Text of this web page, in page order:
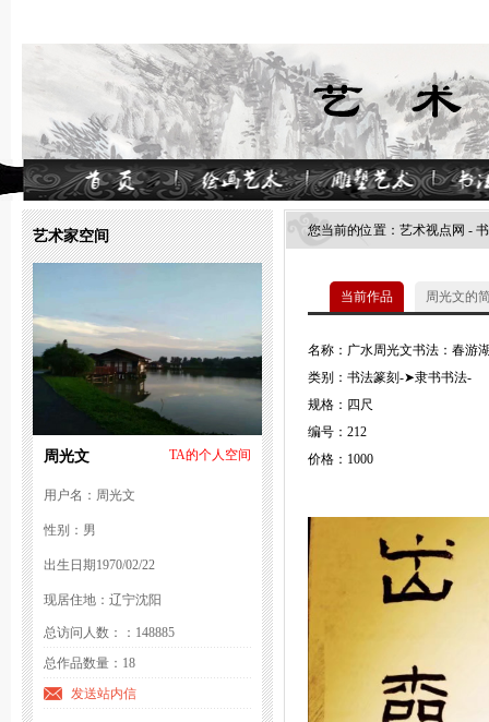
艺术家空间
周光文 TA的个人空间
用户名：周光文
性别：男
出生日期1970/02/22
现居住地：辽宁沈阳
总访问人数：：148885
总作品数量：18
发送站内信
您当前的位置： 艺术视点网 -
当前作品 周光文的
名称：广水周光文书法：春游
类别：书法篆刻-➤隶书书法-
规格：四尺
编号：212
价格：1000